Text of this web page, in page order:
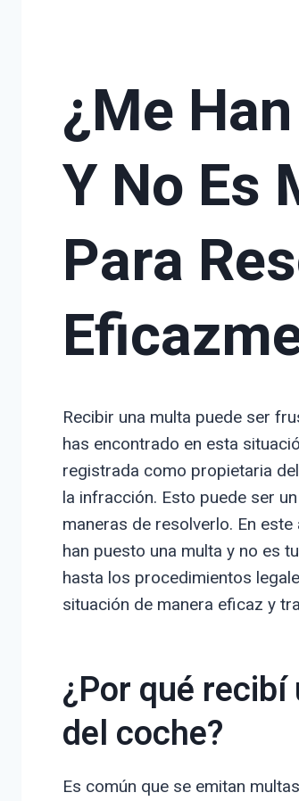
¿Me
Y No Es
Para
Recibir una multa puede ser
has encontrado en esta
registrada como propietaria
la infracción. Esto puede ser
maneras de resolverlo. En
han puesto una multa y no es
hasta los procedimientos
situación de manera eficaz y
¿Por qué
del coche?
Es común que se emitan